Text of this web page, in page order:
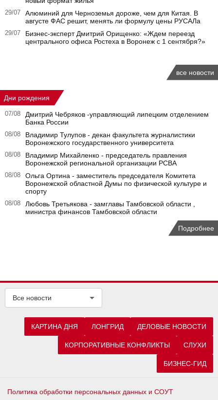
29/07
Алюминий для Черноземья дороже, чем для Китая. В
августе ФАС решит, менять ли формулу цены РУСАЛа
29/07
Бизнес-эксперт Дмитрий Орищенко: «Ждем переезд
центрального офиса Ростеха в Воронеж с 1 сентября?»
все новости
Дни рождения
07/08
Дмитрий Чебряков -управляющий липецким отделением
Банка России
08/08
Владимир Тулупов - декан факультета журналистики
Воронежского государственного университета
08/08
Владимир Михайленко - председатель правления
Воронежской региональной организации РСВА
08/08
Ольга Ортина - заместитель председателя Комитета
Воронежской областной Думы по физической культуре и
спорту
08/08
Любовь Третьякова - замглавы Тамбовской области ,
министра финансов Тамбовской области
Подробнее
Все новости
КАРТИНА ДНЯ ЛОНГРИД ДЕЛОВЫЕ НОВОСТИ
КОРПОРАТИВНЫЕ КОНФЛИКТЫ СЛУХИ
БИЗНЕС-ГИД
Политика обработки персональных данных и СОУТ